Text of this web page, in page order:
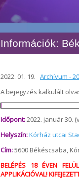
Információk:
2022. 01. 19. Archívum -
A bejegyzés kalkulált
Időpont:2022. január 30.
Helyszín:Kórház utcai
Cím:5600 Békéscsaba,
BELÉPÉS 18 ÉVEN
APPLIKÁCIÓVAL!